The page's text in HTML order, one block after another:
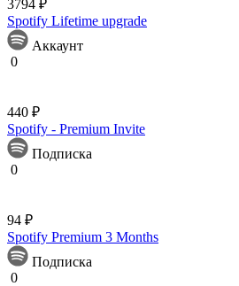
3794 ₽
Spotify Lifetime upgrade
Аккаунт
0
440 ₽
Spotify - Premium Invite
Подписка
0
94 ₽
Spotify Premium 3 Months
Подписка
0